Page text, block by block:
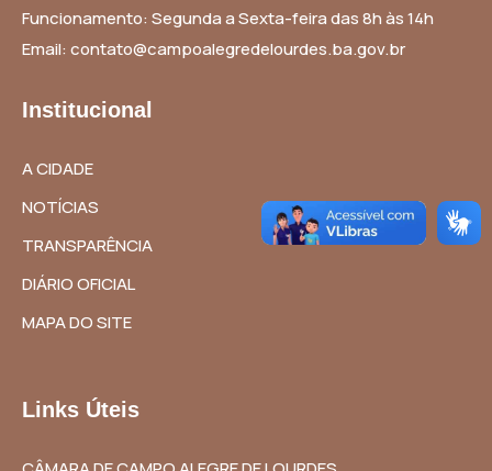
Funcionamento: Segunda a Sexta-feira das 8h às 14h
Email: contato@campoalegredelourdes.ba.gov.br
Institucional
A CIDADE
NOTÍCIAS
TRANSPARÊNCIA
DIÁRIO OFICIAL
MAPA DO SITE
Links Úteis